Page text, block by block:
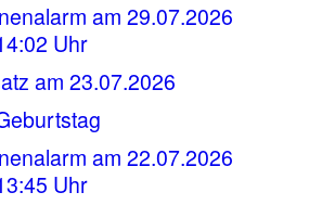
am 29.07.2026
Uhr
am 23.07.2026
am 22.07.2026
Uhr